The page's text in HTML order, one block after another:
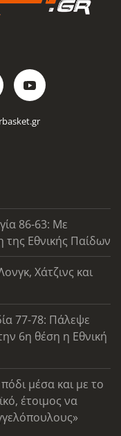
86-63: Με
Εθνικής Παίδων
Χάτζινς και
77-78: Πάλεψε
6η θέση η Εθνική
μέσα και με το
έτοιμος να